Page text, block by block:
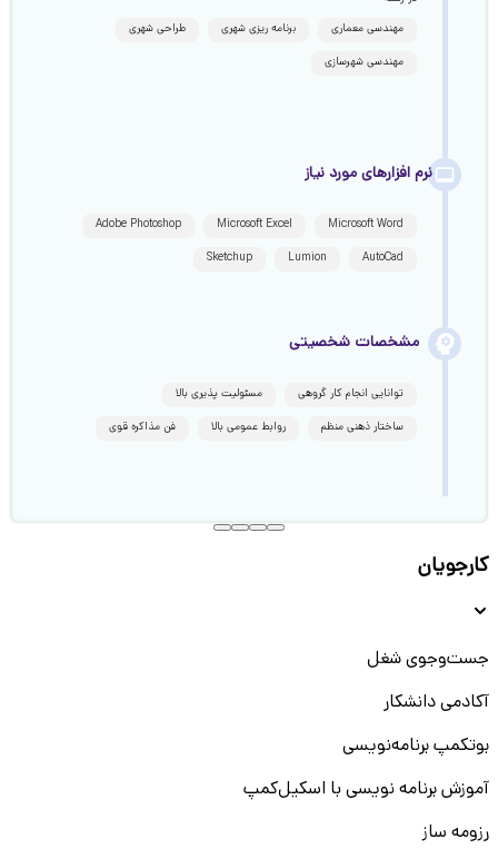
مهندسی معماری
برنامه ریزی شهری
طراحی شهری
مهندسی شهرسازی
نرم افزارهای مورد نیاز
Microsoft Word
Microsoft Excel
Adobe Photoshop
AutoCad
Lumion
Sketchup
مشخصات شخصیتی
توانایی انجام کار گروهی
مسئولیت پذیری بالا
ساختار ذهنی منظم
روابط عمومی بالا فن مذاکره قوی
کارجویان
جست‌و‌جوی شغل
آکادمی دانشکار
بوتکمپ برنامه‌نویسی
آموزش برنامه نویسی با اسکیل‌کمپ
رزومه ساز